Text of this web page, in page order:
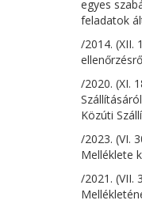
egyes
feladatok
/2014. (XII.
/2020. (XI.
Közúti
/2023. (VI.
Melléklete
/2021. (VII.